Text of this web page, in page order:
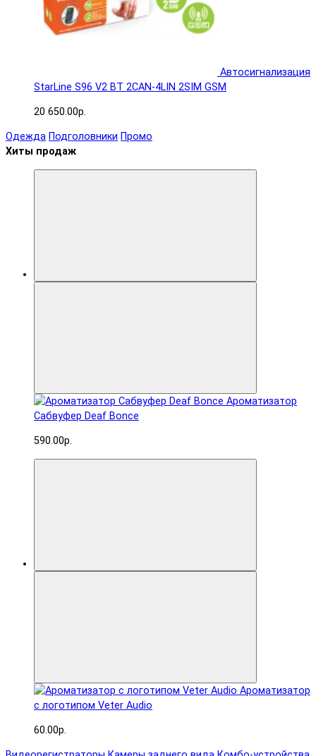
Автосигнализация
StarLine S96 V2 BT 2CAN-4LIN 2SIM GSM
20 650.00р.
Одежда Подголовники Промо
Хиты продаж
Ароматизатор
Сабвуфер Deaf Bonce
590.00р.
Ароматизатор
с логотипом Veter Audio
60.00р.